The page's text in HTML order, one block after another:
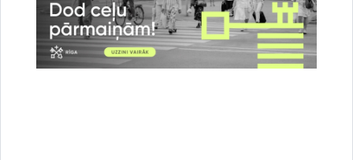
noteiktajā termiņā un atbilstoši normatīvo aktu prasībām.
Ja dokumenti nav iesniegti noteiktajā termiņā, skolēnu no
attiecīgā pretendentu saraksta svītro un saskaņā ar konkursa